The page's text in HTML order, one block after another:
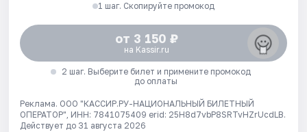
1 шаг. Скопируйте промокод
от 3 150 ₽
на Kassir.ru
2 шаг. Выберите билет и примените промокод
до оплаты
Реклама. ООО "КАССИР.РУ-НАЦИОНАЛЬНЫЙ БИЛЕТНЫЙ
ОПЕРАТОР", ИНН: 7841075409 erid: 25H8d7vbP8SRTvHZrUcdLB.
Действует до 31 августа 2026